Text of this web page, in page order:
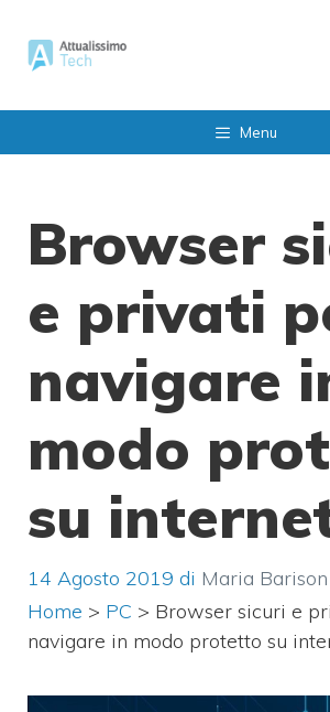
contenuto
Menu
Browser
e privati
navigare
modo
su
14 Agosto 2019 di Maria Barison
Home > PC > Browser sicuri e
navigare in modo protetto su